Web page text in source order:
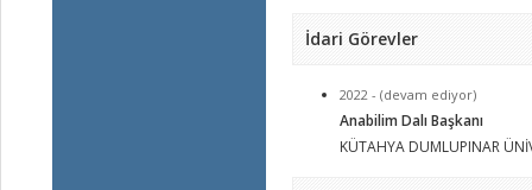
İdari Görevler
2022 - (devam ediyor)
Anabilim Dalı Başkanı
KÜTAHYA DUMLUPINAR